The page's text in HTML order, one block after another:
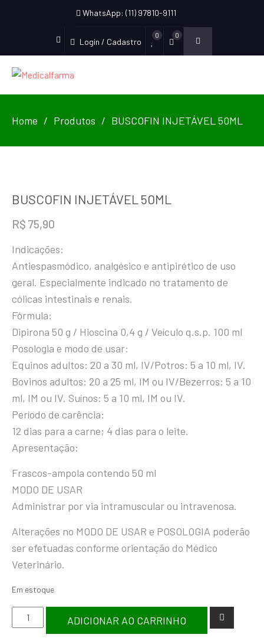
WhatsApp: (11) 97810-9111
Login / Cadastro
0 0
Home Produtos BUSCOFIN INJETÁVEL 50ML
BUSCOFIN INJETÁVEL 50ML
R$ 75,90
Indicações:
Antiespasmódico, analgésico e antipirético de uso
geral. Especialmente indicado no tratamento de
cólicas intestinais e renais.
Fórmula:
Dipirona 50 g / Hioscina 0,4 g / Veículo q.s.p. 100 ml
Posologia e modo de usar:
Equinos adultos: 20 a 30 ml, IV/Potros: 5 a 10 ml, IV.
Bovinos adultos: 20 a 25 ml, IM ou IV/Bezerros: 5 a 10
ml, IM ou IV. Suínos: 5 a 10 ml, IM ou IV.
Período de carência:
12 dias para a carne; 4 dias para o leite.
Apresentação:
Frascos-ampola contendo 50 ml
MODO DE USAR
Administrar por via intramuscular ou intravenosa.
Alterações no MODO DE USAR e POSOLOGIA poderão
ser efetuadas conforme orientação do Médico
Veterinário.
Em estoque
ADICIONAR AO CARRINHO